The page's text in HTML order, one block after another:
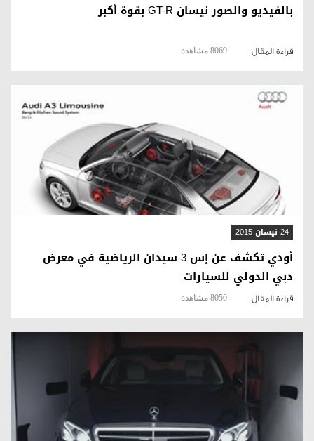
بالفيديو والصور نيسان GT-R بقوة أكبر
قراءة المقال 8069 مشاهدة
قراءة المقال
24 نيسان 2015
أودي تكشف عن إس 3 سيدان الرياضية في معرض
دبي الدولي للسيارات
قراءة المقال 8050 مشاهدة